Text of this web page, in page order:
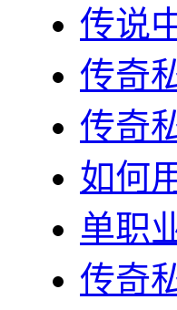
传说
传奇
传奇
如何
单职
传奇